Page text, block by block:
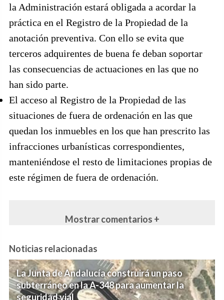
la Administración estará obligada a acordar la
práctica en el Registro de la Propiedad de la
anotación preventiva. Con ello se evita que
terceros adquirentes de buena fe deban soportar
las consecuencias de actuaciones en las que no
han sido parte.
El acceso al Registro de la Propiedad de las
situaciones de fuera de ordenación en las que
quedan los inmuebles en los que han prescrito las
infracciones urbanísticas correspondientes,
manteniéndose el resto de limitaciones propias de
este régimen de fuera de ordenación.
Mostrar comentarios +
Noticias relacionadas
La Junta de Andalucía construirá un paso
subterráneo en la A-348 para aumentar la
seguridad vial